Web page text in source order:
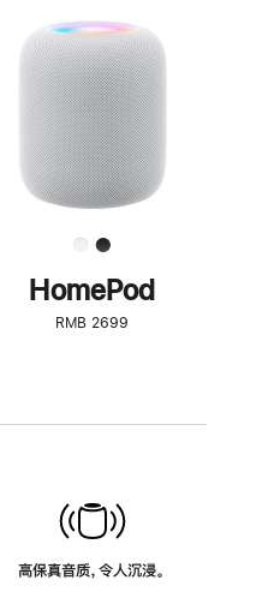
步
了
解
HomePod<
HomePod
RMB 2699
高保真音质，令人沉浸。